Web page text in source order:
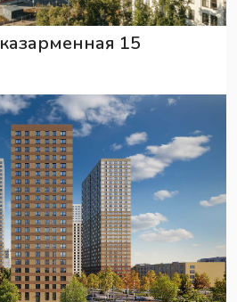
15